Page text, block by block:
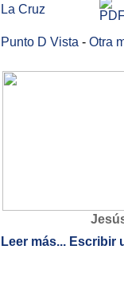
La Cruz
Punto D Vista - Otra
Leer más... Escribir